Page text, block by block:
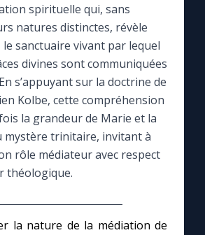
spirituelle qui, sans
natures distinctes, révèle
le sanctuaire vivant par lequel
divines sont communiquées
s’appuyant sur la doctrine de
Kolbe, cette compréhension
la grandeur de Marie et la
mystère trinitaire, invitant à
rôle médiateur avec respect
théologique.
la nature de la médiation de